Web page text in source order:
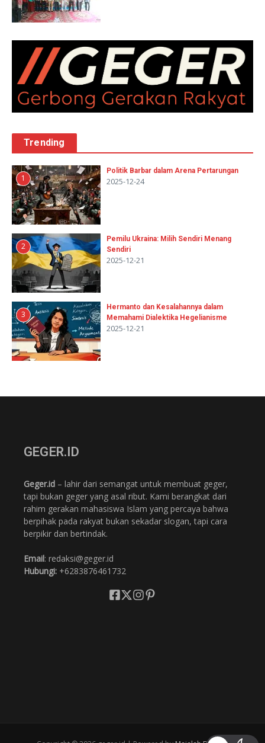
Trending
1
Politik Barbar dalam Arena Pertarungan
2025-12-24
2
Pemilu Ukraina: Milih Sendiri Menang
Sendiri
2025-12-21
3
Hermanto dan Kesalahannya dalam
Memahami Dialektika Hegelianisme
2025-12-21
GEGER.ID
Geger.id – lahir dari semangat untuk membuat geger,
tapi bukan geger yang asal ribut. Kami berangkat dari
rahim gerakan mahasiswa Islam yang percaya bahwa
berpihak pada rakyat bukan sekadar slogan, tapi cara
berpikir dan bertindak.
Email: redaksi@geger.id
Hubungi: +6283876461732